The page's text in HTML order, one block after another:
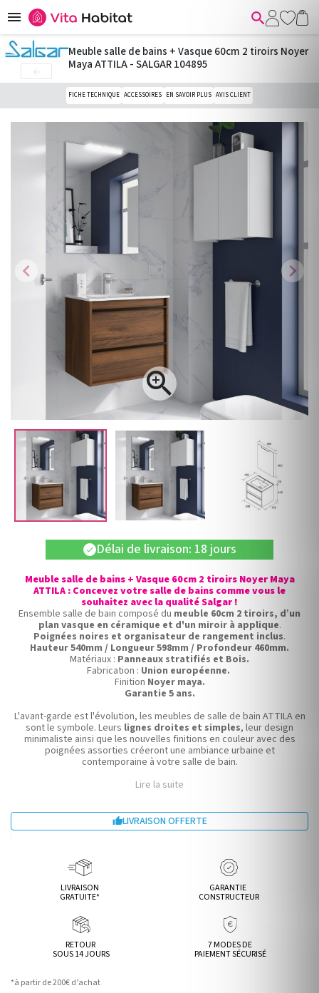
 
chevron_left

chevron_right
Meuble salle de bains + Vasque 60cm 2 tiroirs Noyer
Maya ATTILA - SALGAR 104895
FICHE TECHNIQUE ACCESSOIRES EN SAVOIR PLUS AVIS CLIENT
check Délai de livraison: 18 jours
Meuble salle de bains + Vasque 60cm 2 tiroirs Noyer Maya
ATTILA : Concevez votre salle de bains comme vous le
souhaitez avec la qualité Salgar !
Ensemble salle de bain composé du meuble 60cm 2 tiroirs, d’un
plan vasque en céramique et d'un miroir à applique.
Poignées noires et organisateur de rangement inclus.
Hauteur 540mm / Longueur 598mm / Profondeur 460mm.
Matériaux : Panneaux stratifiés et Bois.
Fabrication : Union européenne.
Finition Noyer maya.
Garantie 5 ans.
L'avant-garde est l'évolution, les meubles de salle de bain ATTILA en
sont le symbole. Leurs lignes droites et simples, leur design
minimaliste ainsi que les nouvelles finitions en couleur avec des
poignées assorties créeront une ambiance urbaine et
contemporaine à votre salle de bain.
Lire la suite
LIVRAISON OFFERTE
LIVRAISON
GRATUITE*
GARANTIE
CONSTRUCTEUR
RETOUR
SOUS 14 JOURS
7 MODES DE
PAIEMENT SÉCURISÉ
*à partir de 200€ d’achat